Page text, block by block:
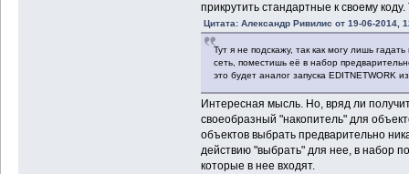
прикрутить стандартные к своему
Цитата: Александр Ривилис от 19-06-2014,
Тут я не подскажу, так как могу лишь
сеть, поместишь её в набор
это будет аналог запуска EDITNETWORK
Интересная мысль. Но, вряд ли
своеобразный "накопитель" для
объектов выбрать предварительно
действию "выбрать" для нее, в набор
которые в нее входят.